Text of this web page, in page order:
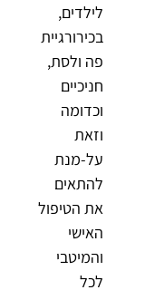
לילדים,
בכירורגיית
פה ולסת,
חניכיים
וכדומה
וזאת
על-מנת
להתאים
את הטיפול
האישי
והמיטבי
לכל